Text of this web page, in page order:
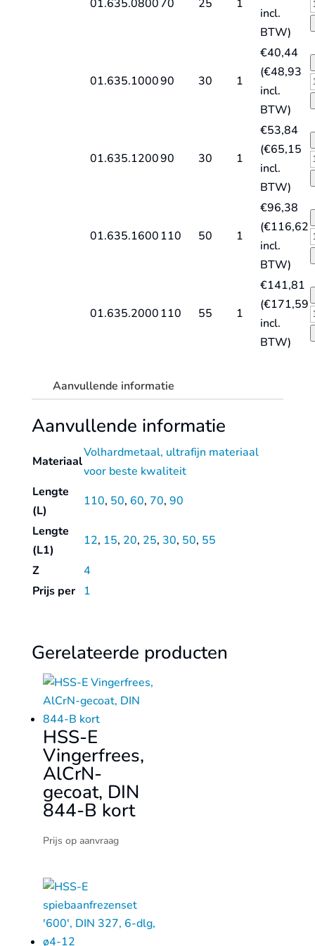
01.635.0800 70 25 1
incl.
BTW)
01.635.100090 30 1
€40,44
(€48,93
incl.
BTW)
01.635.120090 30 1
€53,84
(€65,15
incl.
BTW)
01.635.1600 110 50 1
€96,38
(€116,62
incl.
BTW)
01.635.2000 110 55 1
€141,81
(€171,59
incl.
BTW)
Aanvullende informatie
Aanvullende informatie
Materiaal
Volhardmetaal, ultrafijn materiaal
voor beste kwaliteit
Lengte
(L)
110, 50, 60, 70, 90
Lengte
(L1)
12, 15, 20, 25, 30, 50, 55
Z
4
Prijs per
1
Gerelateerde producten
HSS-E
Vingerfrees,
AlCrN-
gecoat, DIN
844-B kort
Prijs op aanvraag